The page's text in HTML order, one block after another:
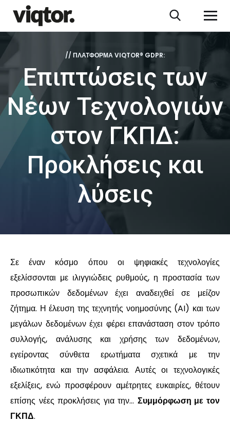
// ΠΛΑΤΦΌΡΜΑ VIQTOR® GDPR:
Επιπτώσεις των
Νέων Τεχνολογιών
στον ΓΚΠΔ:
Προκλήσεις και
λύσεις
Σε έναν κόσμο όπου οι ψηφιακές τεχνολογίες
εξελίσσονται με ιλιγγιώδεις ρυθμούς, η προστασία των
προσωπικών δεδομένων έχει αναδειχθεί σε μείζον
ζήτημα. Η έλευση της τεχνητής νοημοσύνης (AI) και των
μεγάλων δεδομένων έχει φέρει επανάσταση στον τρόπο
συλλογής, ανάλυσης και χρήσης των δεδομένων,
εγείροντας σύνθετα ερωτήματα σχετικά με την
ιδιωτικότητα και την ασφάλεια. Αυτές οι τεχνολογικές
εξελίξεις, ενώ προσφέρουν αμέτρητες ευκαιρίες, θέτουν
επίσης νέες προκλήσεις για την... Συμμόρφωση με τον
ΓΚΠΔ.